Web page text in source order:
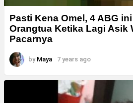
Pasti Kena Omel, 4 ABG
Orangtua Ketika Lagi Asik
Pacarnya
by Maya 7 years ago